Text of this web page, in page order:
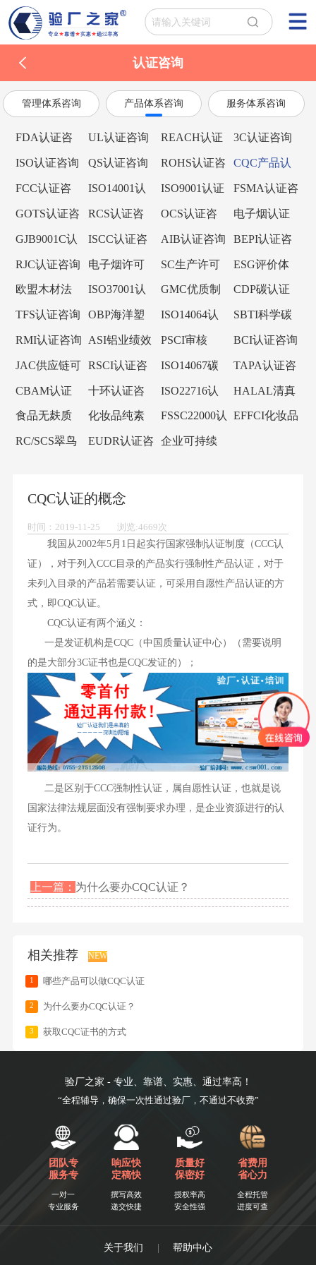
认证咨询
管理体系咨询 产品体系咨询 服务体系咨询
FDA认证咨
询
UL认证咨询
REACH认证
咨询
3C认证咨询
ISO认证咨询 QS认证咨询
ROHS认证咨
询
CQC产品认
证咨询
FCC认证咨
询
ISO14001认
证咨询
ISO9001认证
咨询
FSMA认证咨
询
GOTS认证咨
询
RCS认证咨
询
OCS认证咨
询
电子烟认证
咨询
GJB9001C认
证咨询
ISCC认证咨
询
AIB认证咨询
BEPI认证咨
询
RJC认证咨询
电子烟许可
证咨询
SC生产许可
证
ESG评价体
系
欧盟木材法
规EUTR认证
咨询
ISO37001认
证咨询
GMC优质制
造商认证咨
CDP碳认证
咨询
TFS认证咨询
OBP海洋塑
料认证咨询
ISO14064认
证咨询
SBTI科学碳
目标倡议
RMI认证咨询
ASI铝业绩效
标准认证咨
询
PSCI审核 BCI认证咨询
JAC供应链可
持续审核
RSCI认证咨
询
ISO14067碳
足迹
TAPA认证咨
询
CBAM认证
咨询
十环认证咨
询
ISO22716认
证咨询
HALAL清真
认证咨询
食品无麸质
认证咨询
化妆品纯素
认证咨询
FSSC22000认
证咨询
EFFCI化妆品
RC/SCS翠鸟
EUDR认证咨
企业可持续
CQC认证的概念
时间：2019-11-25 浏览:4669次
我国从2002年5月1日起实行国家强制认证制度（CCC认
证），对于列入CCC目录的产品实行强制性产品认证，对于
未列入目录的产品若需要认证，可采用自愿性产品认证的方
式，即CQC认证。
CQC认证有两个涵义：
一是发证机构是CQC（中国质量认证中心）（需要说明
的是大部分3C证书也是CQC发证的）；
二是区别于CCC强制性认证，属自愿性认证，也就是说
国家法律法规层面没有强制要求办理，是企业资源进行的认
证行为。
上一篇： 为什么要办CQC认证？
相关推荐 NEW
1 哪些产品可以做CQC认证
2 为什么要办CQC认证？
3 获取CQC证书的方式
验厂之家 - 专业、靠谱、实惠、通过率高！
“全程辅导，确保一次性通过验厂，不通过不收费”
团队专
服务专
一对一
专业服务
响应快
定稿快
撰写高效
递交快捷
质量好
保密好
授权率高
安全性强
省费用
省心力
全程托管
进度可查
关于我们 | 帮助中心